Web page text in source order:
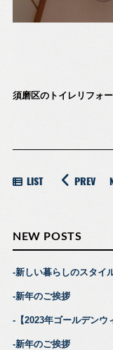
須磨区のトイレリフォ
LIST PREV
NEW POSTS
新しい暮らしのスタイ
新年のご挨拶
【2023年ゴールデンウ
新年のご挨拶